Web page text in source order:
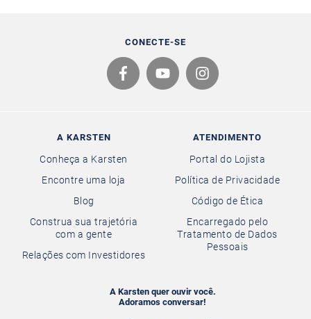
CONECTE-SE
A KARSTEN
Conheça a Karsten
Encontre uma loja
Blog
Construa sua trajetória
com a gente
Relações com Investidores
ATENDIMENTO
Portal do Lojista
Política de Privacidade
Código de Ética
Encarregado pelo
Tratamento de Dados
Pessoais
A Karsten quer ouvir você.
Adoramos conversar!